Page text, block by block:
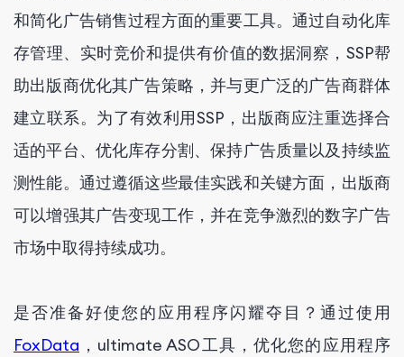
和简化广告销售过程方面的重要工具。通过自动化库
存管理、实时竞价和提供有价值的数据洞察，SSP帮
助出版商优化其广告策略，并与更广泛的广告商群体
建立联系。为了有效利用SSP，出版商应注重选择合
适的平台、优化库存分割、保持广告质量以及持续监
测性能。通过遵循这些最佳实践和关键方面，出版商
可以增强其广告变现工作，并在竞争激烈的数字广告
市场中取得持续成功。
是否准备好使您的应用程序闪耀夺目？通过使用
FoxData ，ultimate ASO工具，优化您的应用程序